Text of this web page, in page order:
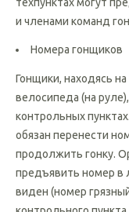
запчастей и
техпунктах могут
и членами команд
Номера гонщиков
Гонщики, находясь
велосипеда (на
контрольных
обязан перенести
продолжить гонку.
предъявить номер